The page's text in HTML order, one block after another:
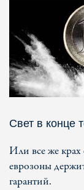
Свет в конце
Или все же крах
еврозоны
гарантий.